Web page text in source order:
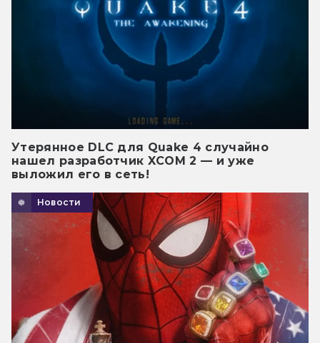
Утерянное DLC для Quake 4 случайно
нашел разработчик XCOM 2 — и уже
выложил его в сеть!
Новости